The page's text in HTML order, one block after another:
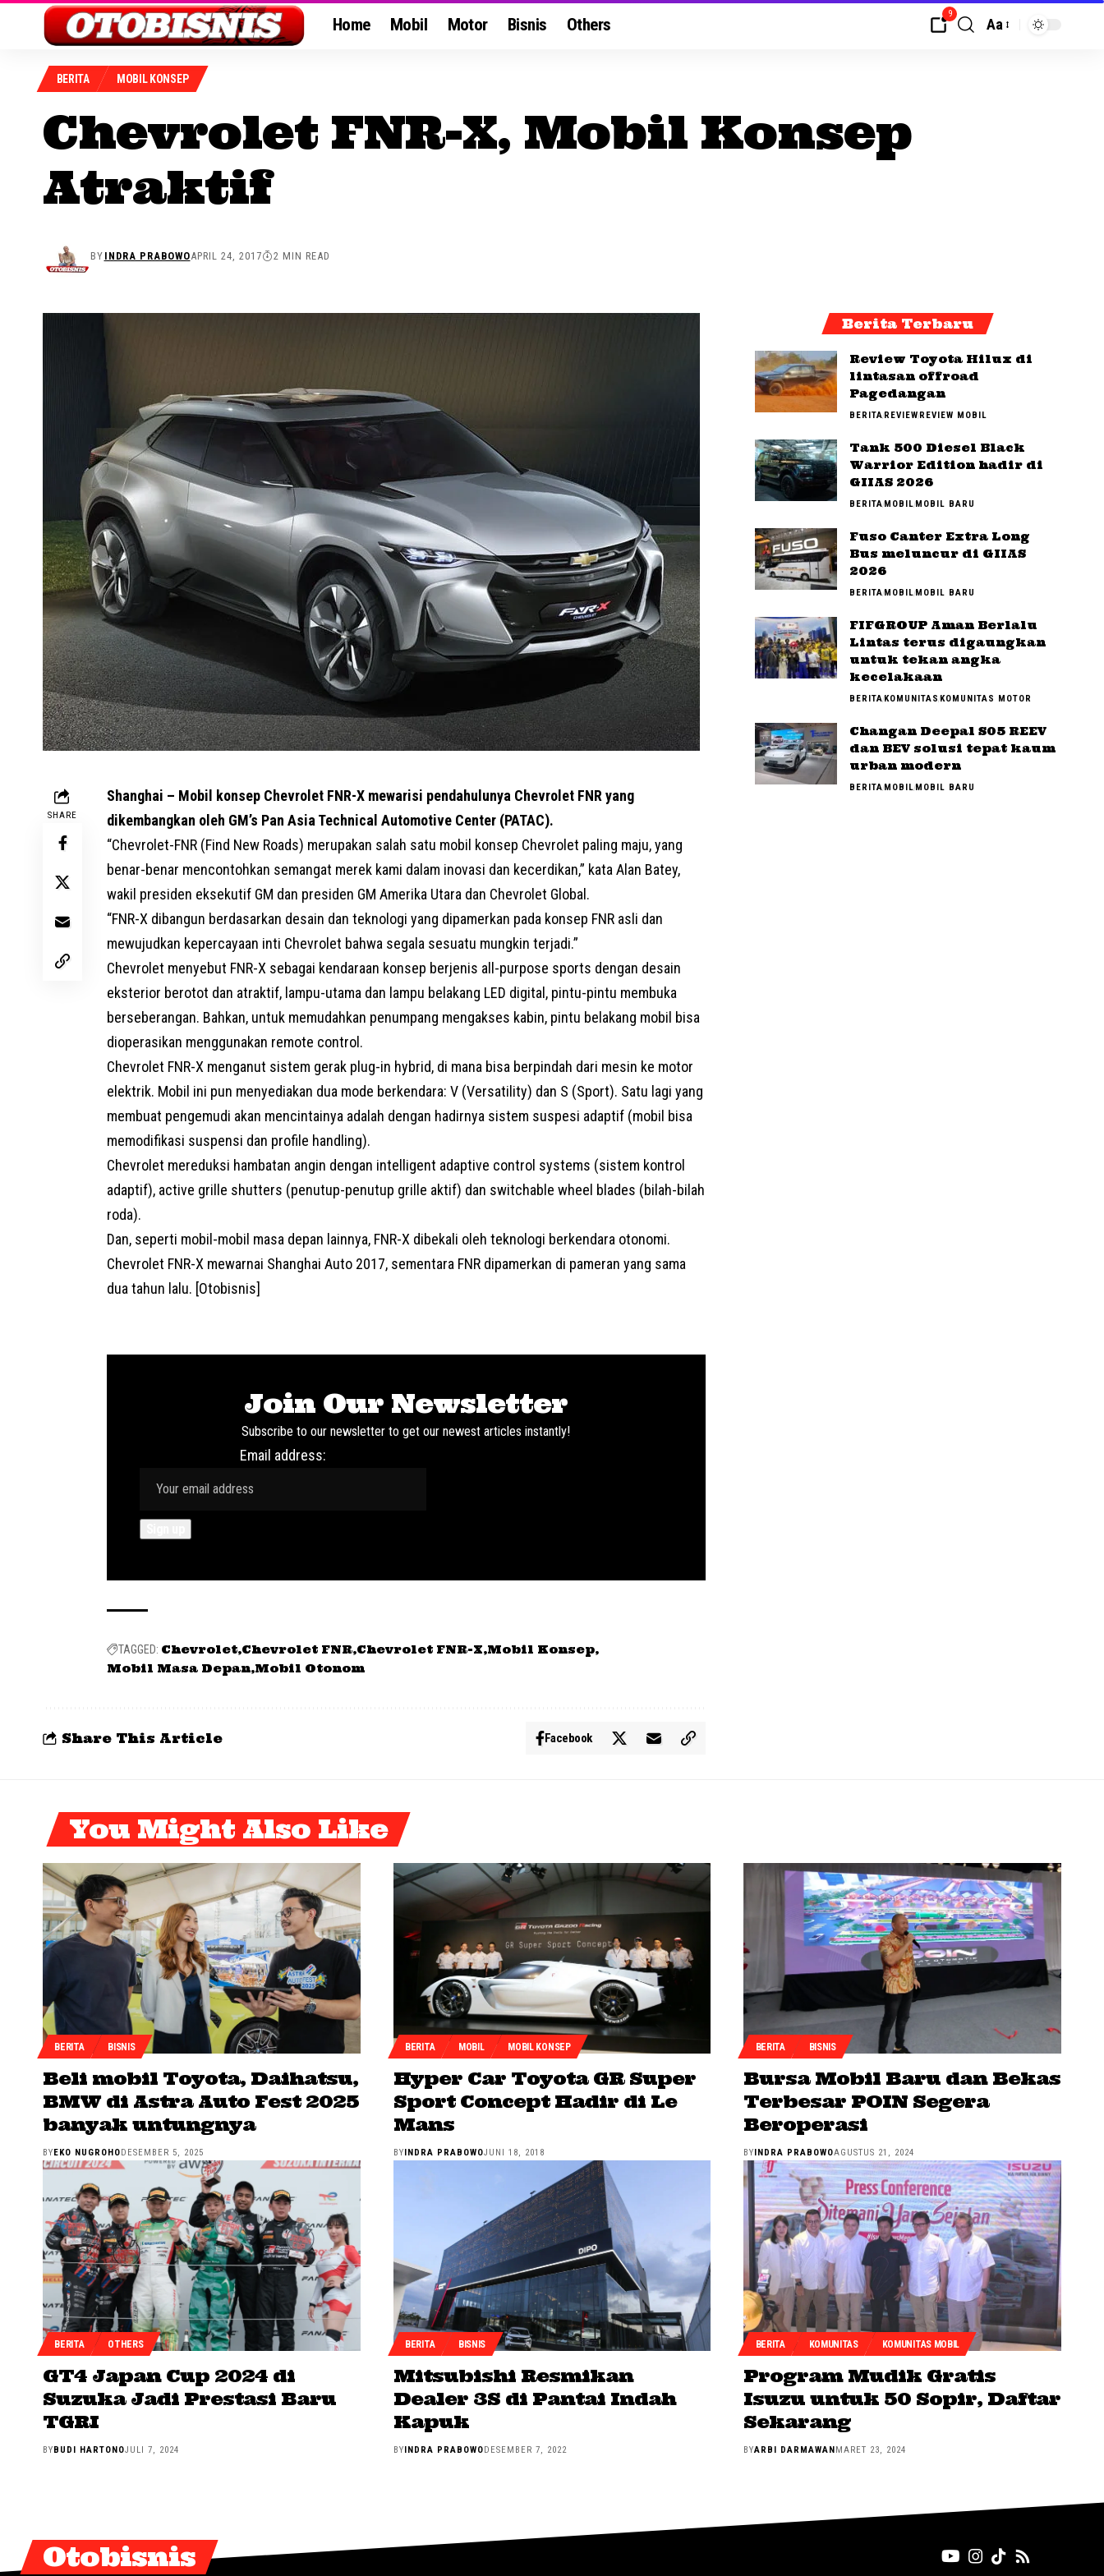
Home Mobil Motor Bisnis Others
9
Aa
BERITA MOBIL KONSEP
Chevrolet FNR-X, Mobil Konsep
Atraktif
BY INDRA PRABOWOAPRIL 24, 2017 2 MIN READ
SHARE
Shanghai – Mobil konsep Chevrolet FNR-X mewarisi pendahulunya Chevrolet FNR yang
dikembangkan oleh GM’s Pan Asia Technical Automotive Center (PATAC).
“Chevrolet-FNR (Find New Roads) merupakan salah satu mobil konsep Chevrolet paling maju, yang
benar-benar mencontohkan semangat merek kami dalam inovasi dan kecerdikan,” kata Alan Batey,
wakil presiden eksekutif GM dan presiden GM Amerika Utara dan Chevrolet Global.
“FNR-X dibangun berdasarkan desain dan teknologi yang dipamerkan pada konsep FNR asli dan
mewujudkan kepercayaan inti Chevrolet bahwa segala sesuatu mungkin terjadi.”
Chevrolet menyebut FNR-X sebagai kendaraan konsep berjenis all-purpose sports dengan desain
eksterior berotot dan atraktif, lampu-utama dan lampu belakang LED digital, pintu-pintu membuka
berseberangan. Bahkan, untuk memudahkan penumpang mengakses kabin, pintu belakang mobil bisa
dioperasikan menggunakan remote control.
Chevrolet FNR-X menganut sistem gerak plug-in hybrid, di mana bisa berpindah dari mesin ke motor
elektrik. Mobil ini pun menyediakan dua mode berkendara: V (Versatility) dan S (Sport). Satu lagi yang
membuat pengemudi akan mencintainya adalah dengan hadirnya sistem suspesi adaptif (mobil bisa
memodifikasi suspensi dan profile handling).
Chevrolet mereduksi hambatan angin dengan intelligent adaptive control systems (sistem kontrol
adaptif), active grille shutters (penutup-penutup grille aktif) dan switchable wheel blades (bilah-bilah
roda).
Dan, seperti mobil-mobil masa depan lainnya, FNR-X dibekali oleh teknologi berkendara otonomi.
Chevrolet FNR-X mewarnai Shanghai Auto 2017, sementara FNR dipamerkan di pameran yang sama
dua tahun lalu. [Otobisnis]
Join Our Newsletter
Subscribe to our newsletter to get our newest articles instantly!
Email address:
TAGGED: Chevrolet Chevrolet FNR Chevrolet FNR-X Mobil Konsep
Mobil Masa Depan Mobil Otonom
Share This Article Facebook
Berita Terbaru
Review Toyota Hilux di
lintasan offroad
Pagedangan
BERITAREVIEWREVIEW MOBIL
Tank 500 Diesel Black
Warrior Edition hadir di
GIIAS 2026
BERITAMOBILMOBIL BARU
Fuso Canter Extra Long
Bus meluncur di GIIAS
2026
BERITAMOBILMOBIL BARU
FIFGROUP Aman Berlalu
Lintas terus digaungkan
untuk tekan angka
kecelakaan
BERITAKOMUNITASKOMUNITAS MOTOR
Changan Deepal S05 REEV
dan BEV solusi tepat kaum
urban modern
BERITAMOBILMOBIL BARU
You Might Also Like
BERITA BISNIS
Beli mobil Toyota, Daihatsu,
BMW di Astra Auto Fest 2025
banyak untungnya
BY EKO NUGROHO DESEMBER 5, 2025
BERITA MOBIL MOBIL KONSEP
Hyper Car Toyota GR Super
Sport Concept Hadir di Le
Mans
BY INDRA PRABOWOJUNI 18, 2018
BERITA BISNIS
Bursa Mobil Baru dan Bekas
Terbesar POIN Segera
Beroperasi
BY INDRA PRABOWOAGUSTUS 21, 2024
BERITA OTHERS
GT4 Japan Cup 2024 di
Suzuka Jadi Prestasi Baru
TGRI
BY BUDI HARTONOJULI 7, 2024
BERITA BISNIS
Mitsubishi Resmikan
Dealer 3S di Pantai Indah
Kapuk
BY INDRA PRABOWO DESEMBER 7, 2022
BERITA KOMUNITAS KOMUNITAS MOBIL
Program Mudik Gratis
Isuzu untuk 50 Sopir, Daftar
Sekarang
BYARBI DARMAWAN MARET 23, 2024
Otobisnis